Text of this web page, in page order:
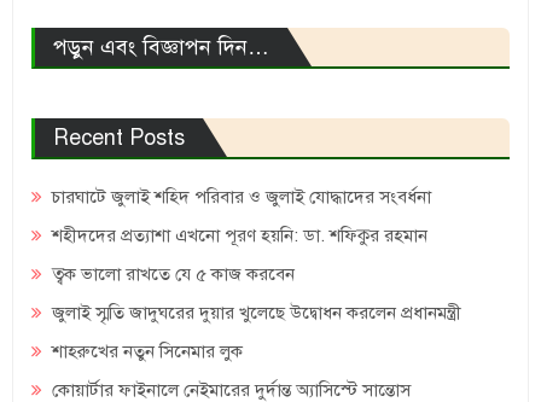
পড়ুন এবং বিজ্ঞাপন দিন…
Recent Posts
চারঘাটে জুলাই শহিদ পরিবার ও জুলাই যোদ্ধাদের সংবর্ধনা
শহীদদের প্রত্যাশা এখনো পূরণ হয়নি: ডা. শফিকুর রহমান
ত্বক ভালো রাখতে যে ৫ কাজ করবেন
জুলাই স্মৃতি জাদুঘরের দুয়ার খুলেছে উদ্বোধন করলেন প্রধানমন্ত্রী
শাহরুখের নতুন সিনেমার লুক
কোয়ার্টার ফাইনালে নেইমারের দুর্দান্ত অ্যাসিস্টে সান্তোস